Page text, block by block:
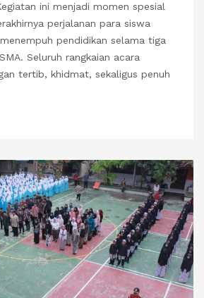
ini menjadi momen spesial
perjalanan para siswa
pendidikan selama tiga
Seluruh rangkaian acara
tertib, khidmat, sekaligus penuh